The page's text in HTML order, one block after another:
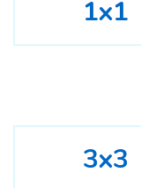
1x1
3x3